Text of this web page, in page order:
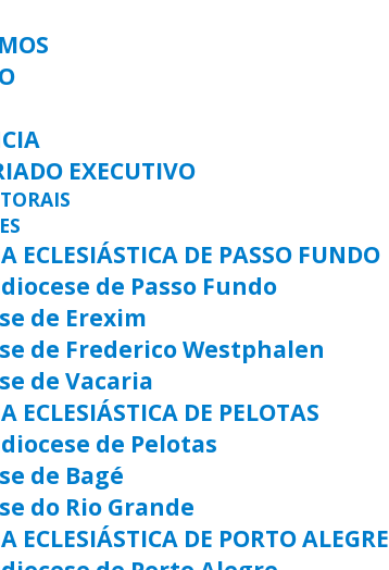
EXECUTIVO
ECLESIÁSTICA DE PASSO FUNDO
de Passo Fundo
de Erexim
de Frederico Westphalen
de Vacaria
ECLESIÁSTICA DE PELOTAS
de Pelotas
de Bagé
do Rio Grande
ECLESIÁSTICA DE PORTO ALEGRE